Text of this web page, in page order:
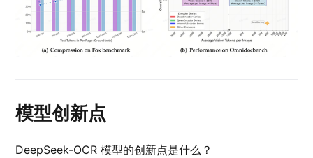
模型创新点
DeepSeek-OCR 模型的创新点是什么？